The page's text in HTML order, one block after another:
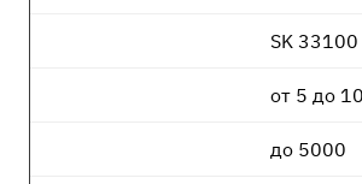
SK 33100
от 5 до
до 5000